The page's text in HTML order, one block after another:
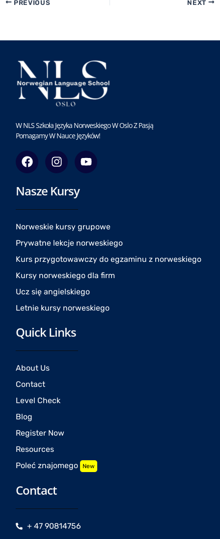
PREVIOUS NEXT
W NLS Szkoła Języka Norweskiego W Oslo Z Pasją
Pomagamy W Nauce Języków!
F
a
c
e
o
o
I
n
s
t
g
r
a
m
Y
o
u
e
Nasze Kursy
Norweskie kursy grupowe
Prywatne lekcje norweskiego
Kurs przygotowawczy do egzaminu z norweskiego
Kursy norweskiego dla firm
Ucz się angielskiego
Letnie kursy norweskiego
Quick Links
About Us
Contact
Level Check
Blog
Register Now
Resources
Poleć znajomego New
Contact
+ 47 90814756